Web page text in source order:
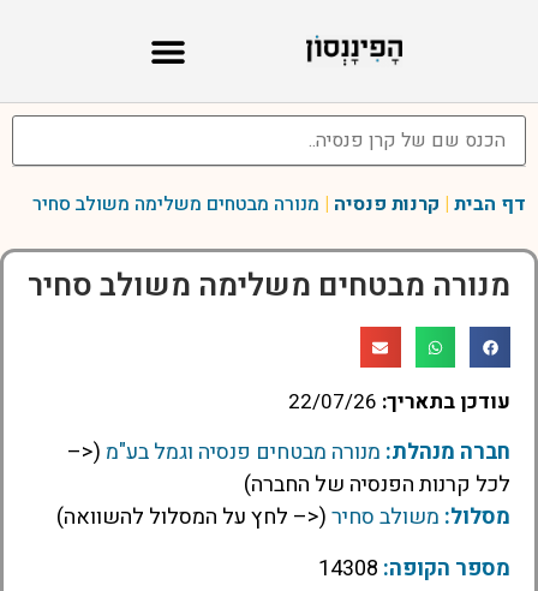
דף הבית | קרנות פנסיה | מנורה מבטחים משלימה משולב סחיר
מנורה מבטחים משלימה משולב סחיר
עודכן בתאריך: 22/07/26
חברה מנהלת: מנורה מבטחים פנסיה וגמל בע"מ (<–
לכל קרנות הפנסיה של החברה)
מסלול: משולב סחיר(<– לחץ על המסלול להשוואה)
מספר הקופה: